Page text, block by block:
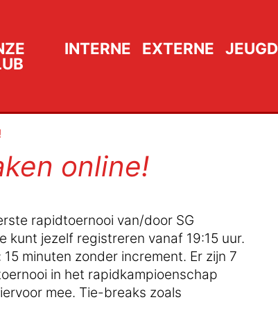
INTERNE EXTERNE JEUGD
online!
rapidtoernooi van/door SG
kunt jezelf registreren vanaf 19:15 uur.
minuten zonder increment. Er zijn 7
in het rapidkampioenschap
mee. Tie-breaks zoals